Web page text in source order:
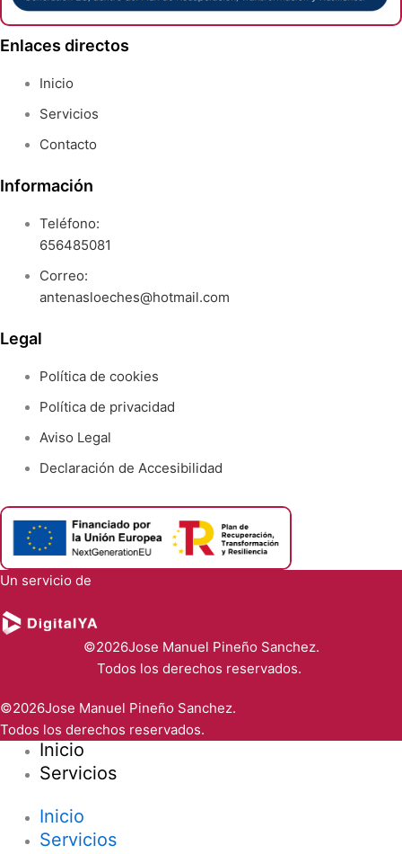
Enlaces directos
Inicio
Servicios
Contacto
Información
Teléfono:
656485081
Correo:
antenasloeches@hotmail.com
Legal
Política de cookies
Política de privacidad
Aviso Legal
Declaración de Accesibilidad
Un servicio de
©2026Jose Manuel Pineño Sanchez.
Todos los derechos reservados.
©2026Jose Manuel Pineño Sanchez.
Todos los derechos reservados.
Inicio
Servicios
Inicio
Servicios